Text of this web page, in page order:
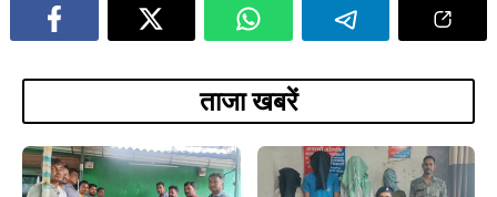
ताजा खबरें